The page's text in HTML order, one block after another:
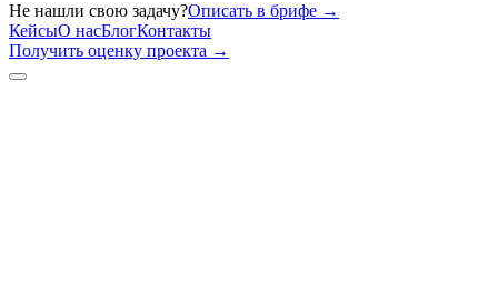
Не нашли свою задачу?Описать в брифе →
КейсыО насБлогКонтакты
Получить оценку проекта →